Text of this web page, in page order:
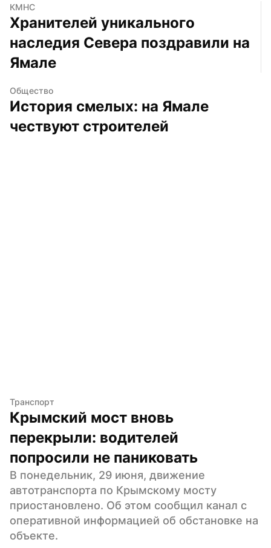
КМНС
Хранителей уникального
наследия Севера поздравили на
Ямале
Общество
История смелых: на Ямале
чествуют строителей
Транспорт
Крымский мост вновь
перекрыли: водителей
попросили не паниковать
В понедельник, 29 июня, движение
автотранспорта по Крымскому мосту
приостановлено. Об этом сообщил канал с
оперативной информацией об обстановке на
объекте.